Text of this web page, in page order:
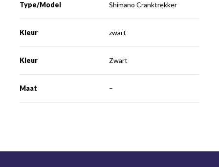
Type/Model Shimano Cranktrekker
Kleur zwart
Kleur Zwart
Maat –